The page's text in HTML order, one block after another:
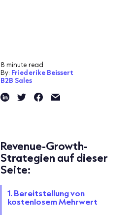
8 minute read
By: Friederike Beissert
B2B Sales
Revenue-Growth-
Strategien auf dieser
Seite:
1. Bereitstellung von
kostenlosem Mehrwert